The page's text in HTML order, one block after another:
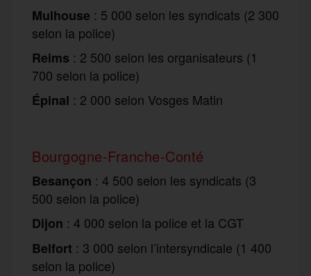
Mulhouse : 5 000 selon les syndicats (2 300
selon la police)
Reims : 2 500 selon les organisateurs (1
700 selon la police)
Épinal : 2 000 selon Vosges Matin
Bourgogne-Franche-Conté
Besançon : 4 500 selon les syndicats (3
500 selon la police)
Dijon : 4 000 selon la police et la CGT
Belfort : 3 000 selon l’intersyndicale (1 400
selon la police)